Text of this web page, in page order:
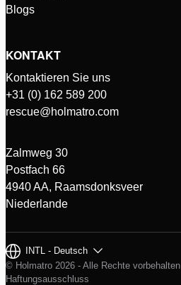
Blogs
KONTAKT
Kontaktieren Sie uns
+31 (0) 162 589 200
rescue@holmatro.com
Zalmweg 30
Postfach 66
4940 AA, Raamsdonksveer
Niederlande
INTL - Deutsch
© Holmatro 2026 - Alle Rechte vorbehalten
Haftungsausschluss